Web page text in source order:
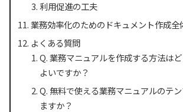
利用促進の工夫
業務効率化のためのドキュメント作成全
よくある質問
Q. 業務マニュアルを作成する方法は
よいですか？
Q. 無料で使える業務マニュアルのテ
ますか？